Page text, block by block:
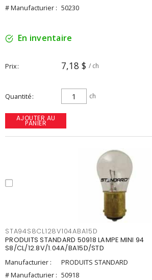
# Manufacturier : 50230
En inventaire
Prix 7,18 $ / ch
Quantité ch
AJOUTER AU
PANIER
STA94S8CL128V104ABA15D
PRODUITS STANDARD 50918 LAMPE MINI 94
S8/CL/12.8V/1.04A/BA15D/STD
Manufacturier :
PRODUITS STANDARD
# Manufacturier : 50918